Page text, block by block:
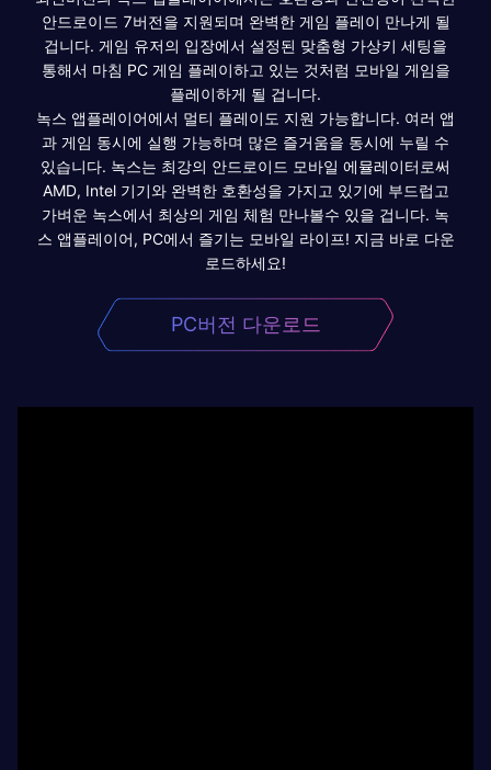
안드로이드 7버전을 지원되며 완벽한 게임 플레이 만나게 될
겁니다. 게임 유저의 입장에서 설정된 맞춤형 가상키 세팅을
통해서 마침 PC 게임 플레이하고 있는 것처럼 모바일 게임을
플레이하게 될 겁니다.
녹스 앱플레이어에서 멀티 플레이도 지원 가능합니다. 여러 앱
과 게임 동시에 실행 가능하며 많은 즐거움을 동시에 누릴 수
있습니다. 녹스는 최강의 안드로이드 모바일 에뮬레이터로써
AMD, Intel 기기와 완벽한 호환성을 가지고 있기에 부드럽고
가벼운 녹스에서 최상의 게임 체험 만나볼수 있을 겁니다. 녹
스 앱플레이어, PC에서 즐기는 모바일 라이프! 지금 바로 다운
로드하세요!
PC버전 다운로드